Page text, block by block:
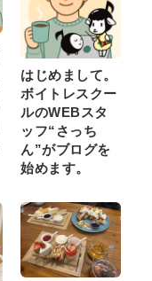
はじめまして。
ボイトレスクー
ルのWEBスタ
ッフ“さっち
ん”がブログを
始めます。